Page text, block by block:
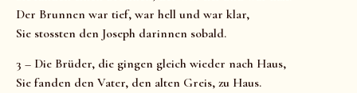
Der Brunnen war tief, war hell und war klar,
Sie stossten den Joseph darinnen sobald.
3 – Die Brüder, die gingen gleich wieder nach Haus,
Sie fanden den Vater, den alten Greis, zu Haus.